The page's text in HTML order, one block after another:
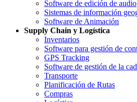
Software de edición de audio
Sistemas de información
Software de Animación
Supply Chain y Logística
Inventarios
Software para gestión de
GPS Tracking
Software de gestión de la
Transporte
Planificación de Rutas
Compras